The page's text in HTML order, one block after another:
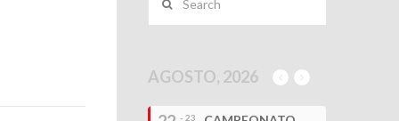
AGOSTO, 2026
- 23